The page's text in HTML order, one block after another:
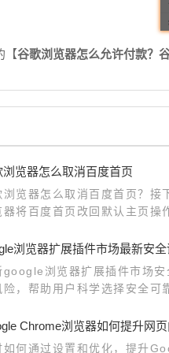
【谷歌浏览器怎么允许付款？
浏览器怎么取消百度首页
浏览器怎么取消百度首页？接
器将百度首页改回默认主页操
浏览器扩展插件市场最新安
google浏览器扩展插件市场
险，帮助用户科学选择安全可
Chrome浏览器如何提升网
如何通过设置和优化，提升